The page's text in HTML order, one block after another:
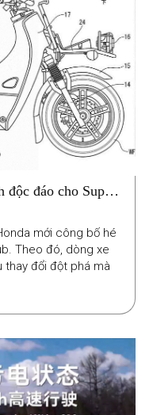
độc đáo cho Super
mới công bố hé
Theo đó, dòng xe
thay đổi đột phá mà